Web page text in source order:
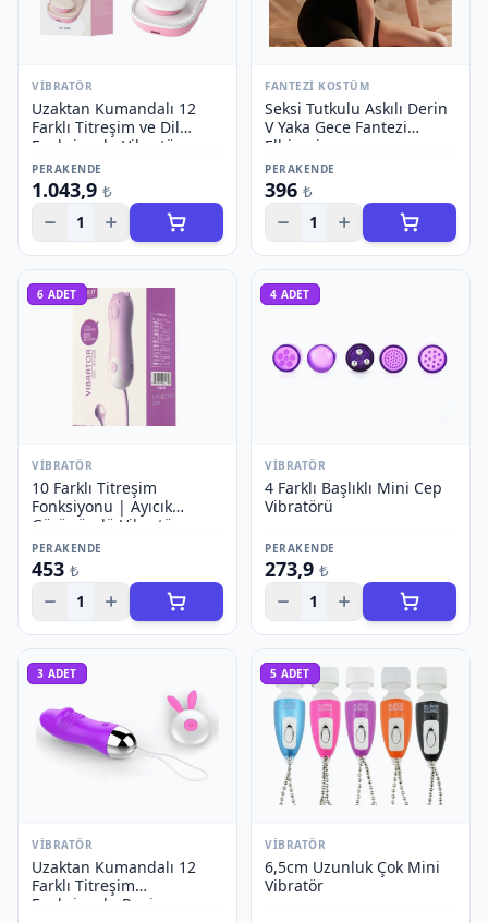
VIBRATÖR
Uzaktan Kumandalı 12
Farklı Titreşim ve Dil
Fonksiyonlu Vibratör
PERAKENDE
1.043,9 ₺
1
FANTEZI KOSTÜM
Seksi Tutkulu Askılı Derin
V Yaka Gece Fantezi
Elbisesi
PERAKENDE
396 ₺
1
6 ADET
VIBRATÖR
10 Farklı Titreşim
Fonksiyonu | Ayıcık
Görünümlü Vibratör
PERAKENDE
453 ₺
1
4 ADET
VIBRATÖR
4 Farklı Başlıklı Mini Cep
Vibratörü
PERAKENDE
273,9 ₺
1
3 ADET
VIBRATÖR
Uzaktan Kumandalı 12
Farklı Titreşim
Fonksiyonlu Penis
5 ADET
VIBRATÖR
6,5cm Uzunluk Çok Mini
Vibratör